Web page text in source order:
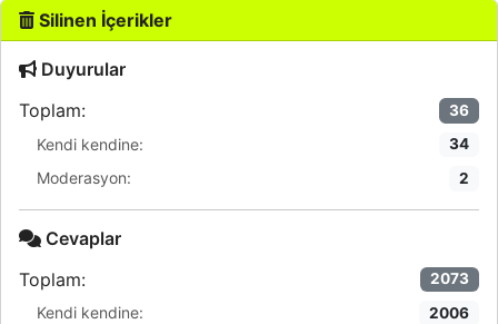
Silinen İçerikler
Duyurular
Toplam:
36
Kendi kendine: 34
Moderasyon: 2
Cevaplar
Toplam:
2073
Kendi kendine: 2006